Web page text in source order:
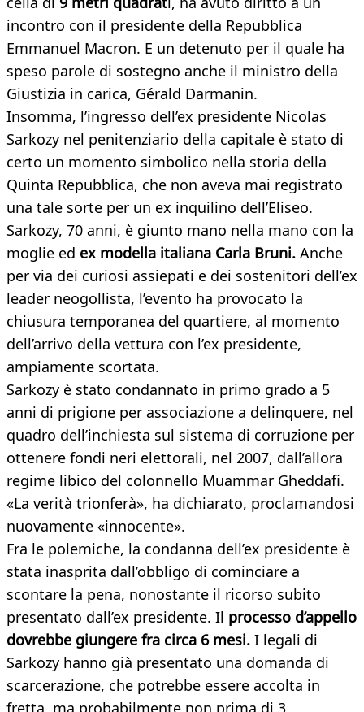
incontro con il presidente della Repubblica
Emmanuel Macron. E un detenuto per il quale ha
speso parole di sostegno anche il ministro della
Giustizia in carica, Gérald Darmanin.
Insomma, l’ingresso dell’ex presidente Nicolas
Sarkozy nel penitenziario della capitale è stato di
certo un momento simbolico nella storia della
Quinta Repubblica, che non aveva mai registrato
una tale sorte per un ex inquilino dell’Eliseo.
Sarkozy, 70 anni, è giunto mano nella mano con la
moglie ed ex modella italiana Carla Bruni. Anche
per via dei curiosi assiepati e dei sostenitori dell’ex
leader neogollista, l’evento ha provocato la
chiusura temporanea del quartiere, al momento
dell’arrivo della vettura con l’ex presidente,
ampiamente scortata.
Sarkozy è stato condannato in primo grado a 5
anni di prigione per associazione a delinquere, nel
quadro dell’inchiesta sul sistema di corruzione per
ottenere fondi neri elettorali, nel 2007, dall’allora
regime libico del colonnello Muammar Gheddafi.
«La verità trionferà», ha dichiarato, proclamandosi
nuovamente «innocente».
Fra le polemiche, la condanna dell’ex presidente è
stata inasprita dall’obbligo di cominciare a
scontare la pena, nonostante il ricorso subito
presentato dall’ex presidente. Il processo d’appello
dovrebbe giungere fra circa 6 mesi. I legali di
Sarkozy hanno già presentato una domanda di
scarcerazione, che potrebbe essere accolta in
fretta, ma probabilmente non prima di 3